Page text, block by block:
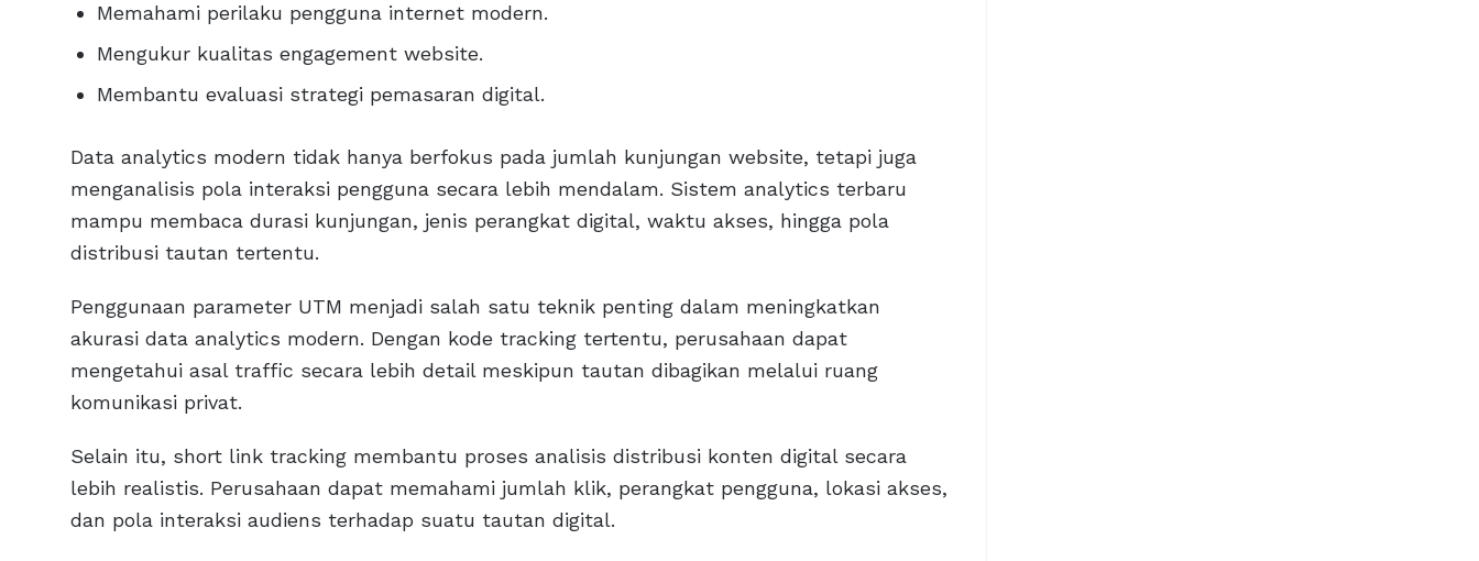
Memahami perilaku pengguna internet modern.
Mengukur kualitas engagement website.
Membantu evaluasi strategi pemasaran digital.
Data analytics modern tidak hanya berfokus pada jumlah kunjungan website, tetapi juga
menganalisis pola interaksi pengguna secara lebih mendalam. Sistem analytics terbaru
mampu membaca durasi kunjungan, jenis perangkat digital, waktu akses, hingga pola
distribusi tautan tertentu.
Penggunaan parameter UTM menjadi salah satu teknik penting dalam meningkatkan
akurasi data analytics modern. Dengan kode tracking tertentu, perusahaan dapat
mengetahui asal traffic secara lebih detail meskipun tautan dibagikan melalui ruang
komunikasi privat.
Selain itu, short link tracking membantu proses analisis distribusi konten digital secara
lebih realistis. Perusahaan dapat memahami jumlah klik, perangkat pengguna, lokasi akses,
dan pola interaksi audiens terhadap suatu tautan digital.